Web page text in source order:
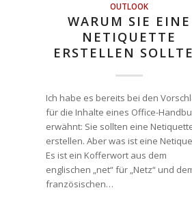
OUTLOOK
WARUM SIE EINE
NETIQUETTE
ERSTELLEN
Ich habe es bereits bei den
für die Inhalte eines Office-
erwähnt: Sie sollten eine
erstellen. Aber was ist eine
Es ist ein Kofferwort aus dem
englischen „net“ für „Netz“ und
französischen…